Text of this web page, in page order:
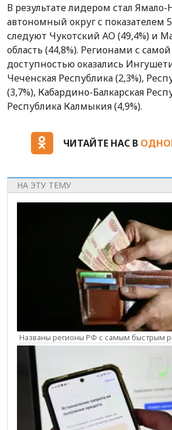
В результате лидером стал
автономный округ с показателем
следуют Чукотский АО (49,4%) и
область (44,8%). Регионами с
доступностью оказались
Чеченская Республика (2,3%),
(3,7%), Кабардино-Балкарская
Республика Калмыкия (4,9%).
ЧИТАЙТЕ НАС В
НА ЭТУ ТЕМУ
Названы регионы РФ с самым быстрым